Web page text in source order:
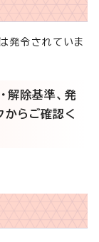
発令されていま
解除基準、発
からご確認く